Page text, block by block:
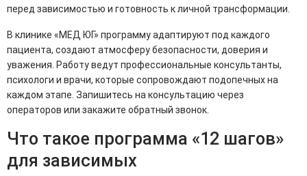
перед зависимостью и готовность к личной трансформации.
В клинике «МЕД ЮГ» программу адаптируют под каждого
пациента, создают атмосферу безопасности, доверия и
уважения. Работу ведут профессиональные консультанты,
психологи и врачи, которые сопровождают подопечных на
каждом этапе. Запишитесь на консультацию через
операторов или закажите обратный звонок.
Что такое программа «12 шагов»
для зависимых